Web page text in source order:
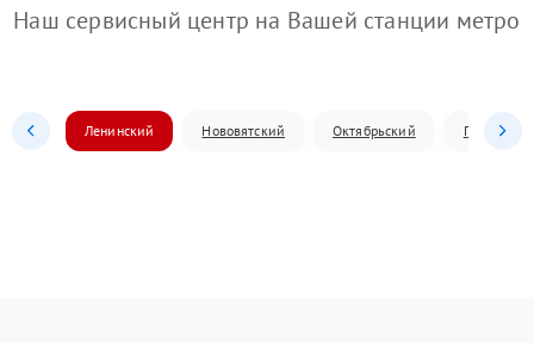
Наш сервисный центр на Вашей станции метро
Ленинский Нововятский Октябрьский